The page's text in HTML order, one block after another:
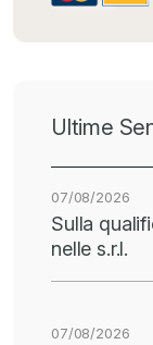
Ultime
07/08/2026
Sulla
nelle s.r.l.
07/08/2026